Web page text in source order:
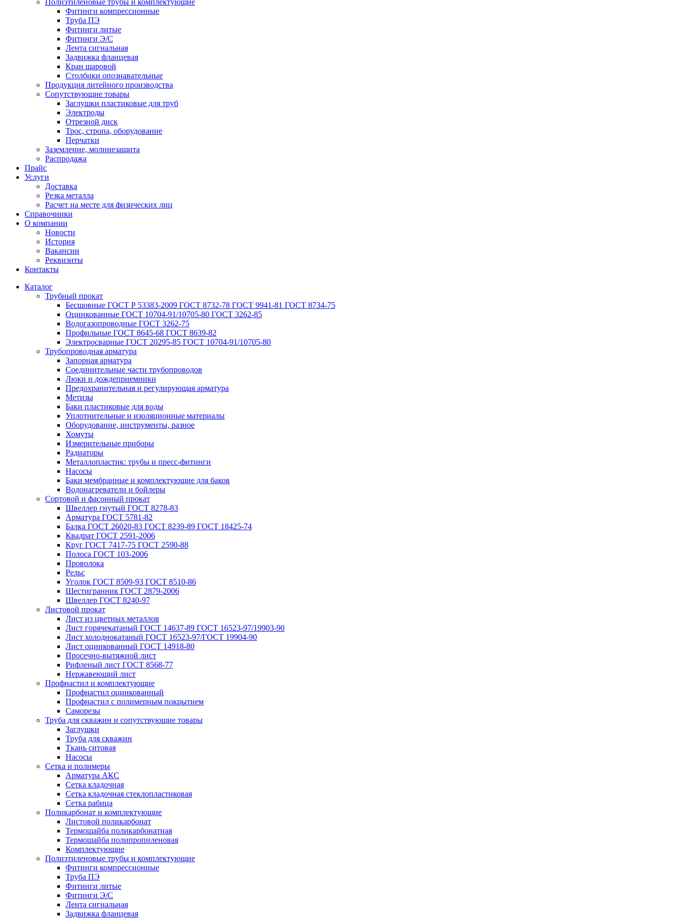
Полиэтиленовые трубы и комплектующие
Фитинги компрессионные
Труба ПЭ
Фитинги литые
Фитинги Э/С
Лента сигнальная
Задвижка фланцевая
Кран шаровой
Столбики опознавательные
Продукция литейного производства
Сопутствующие товары
Заглушки пластиковые для труб
Электроды
Отрезной диск
Трос, стропа, оборудование
Перчатки
Заземление, молниезащита
Распродажа
Прайс
Услуги
Доставка
Резка металла
Расчет на месте для физических лиц
Справочники
О компании
Новости
История
Вакансии
Реквизиты
Контакты
Каталог
Трубный прокат
Беcшовные ГОСТ Р 53383-2009 ГОСТ 8732-78 ГОСТ 9941-81 ГОСТ 8734-75
Оцинкованные ГОСТ 10704-91/10705-80 ГОСТ 3262-85
Водогазопроводные ГОСТ 3262-75
Профильные ГОСТ 8645-68 ГОСТ 8639-82
Электросварные ГОСТ 20295-85 ГОСТ 10704-91/10705-80
Трубопроводная арматура
Запорная арматура
Соединительные части трубопроводов
Люки и дождеприемники
Предохранительная и регулирующая арматура
Метизы
Баки пластиковые для воды
Уплотнительные и изоляционные материалы
Оборудование, инструменты, разное
Хомуты
Измерительные приборы
Радиаторы
Металлопластик: трубы и пресс-фитинги
Насосы
Баки мембранные и комплектующие для баков
Водонагреватели и бойлеры
Сортовой и фасонный прокат
Швеллер гнутый ГОСТ 8278-83
Арматура ГОСТ 5781-82
Балка ГОСТ 26020-83 ГОСТ 8239-89 ГОСТ 18425-74
Квадрат ГОСТ 2591-2006
Круг ГОСТ 7417-75 ГОСТ 2590-88
Полоса ГОСТ 103-2006
Проволока
Рельс
Уголок ГОСТ 8509-93 ГОСТ 8510-86
Шестигранник ГОСТ 2879-2006
Швеллер ГОСТ 8240-97
Листовой прокат
Лист из цветных металлов
Лист горячекатаный ГОСТ 14637-89 ГОСТ 16523-97/19903-90
Лист холоднокатаный ГОСТ 16523-97/ГОСТ 19904-90
Лист оцинкованный ГОСТ 14918-80
Просечно-вытяжной лист
Рифленый лист ГОСТ 8568-77
Нержавеющий лист
Профнастил и комплектующие
Профнастил оцинкованный
Профнастил с полимерным покрытием
Саморезы
Труба для скважин и сопутствующие товары
Заглушки
Труба для скважин
Ткань ситовая
Насосы
Сетка и полимеры
Арматура АКС
Сетка кладочная
Сетка кладочная стеклопластиковая
Сетка рабица
Поликарбонат и комплектующие
Листовой поликарбонат
Термошайба поликарбонатная
Термошайба полипропиленовая
Комплектующие
Полиэтиленовые трубы и комплектующие
Фитинги компрессионные
Труба ПЭ
Фитинги литые
Фитинги Э/С
Лента сигнальная
Задвижка фланцевая